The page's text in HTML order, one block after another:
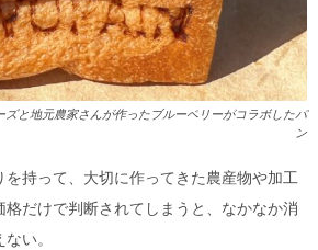
ズと地元農家さんが作ったブルーベリーがコラボしたパ
ン
持って、大切に作ってきた農産物や加工
だけで判断されてしまうと、なかなか消
い。